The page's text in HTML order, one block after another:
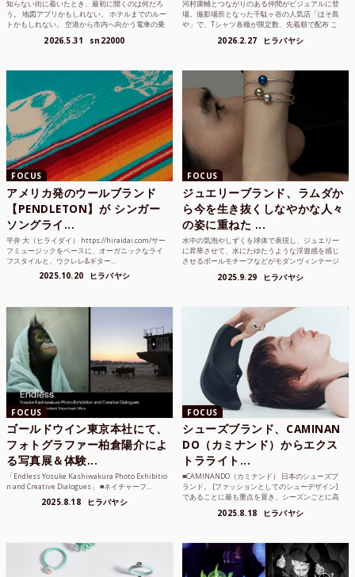
知らない街に着いたとき、最初に開くのは何だろ
う。 地図アプリかもしれない。 ホテルまでのルー
トかもしれない。 空港から市内へ向かう電車の乗
2026.5.31 sn22000
河村康輔とつながりのある仲間がビジュアルに登
場。撮影場所となった千駄ヶ谷の人気店「ほそ島
や」で、Tシャツ各種が限定数、先着順で配布 こ
2026.2.27 ヒラバヤシ
FOCUS
アメリカ発のウールブランド
【PENDLETON】が シンガー
ソングライ...
平井 大（ヒライダイ） https://hiraidai.com/サー
フミュージックをベースに、オーガニックなライ
フスタイルと、ウクレレ&ギター...
2025.10.20 ヒラバヤシ
FOCUS
ジュエリーブランド、ラムダか
ら今を生き抜くしなやかな人々
の姿に重ねた ...
水中の気泡やしずくを球体で表現し、ジュエリー
に昇華させて、水にたゆたうような浮遊感を感じ
させるボールモチーフなどがモダンヴィンテージ
2025.9.29 ヒラバヤシ
FOCUS
ゴールドウイン東京本社にて、
フォトグラファー柏倉陽介によ
る写真展＆体験...
「Endless Yosuke Kashiwakura Photo Exhibitio
n and Creative Dialogues」 ■ネイチャーフ...
2025.8.18 ヒラバヤシ
FOCUS
シューズブランド、CAMINAN
DO（カミナンド）からエクス
トラライト...
■CAMINANDO（カミナンド） 日本のシューズブ
ランド。 [ファッションとしてのシューデザイン]
であることに最も重点を置き、シーズンごとに高
2025.8.18 ヒラバヤシ